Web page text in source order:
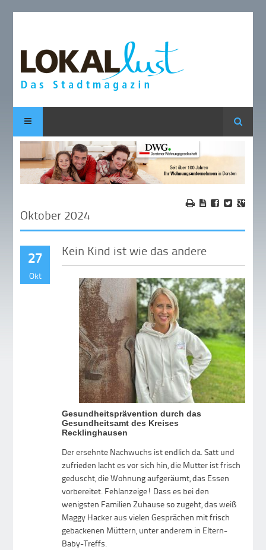
Suche
Oktober 2024
27
Okt
Kein Kind ist wie das andere
Gesundheitsprävention durch das
Gesundheitsamt des Kreises
Recklinghausen
Der ersehnte Nachwuchs ist endlich da. Satt und
zufrieden lacht es vor sich hin, die Mutter ist frisch
geduscht, die Wohnung aufgeräumt, das Essen
vorbereitet. Fehlanzeige! Dass es bei den
wenigsten Familien Zuhause so zugeht, das weiß
Maggy Hacker aus vielen Gesprächen mit frisch
gebackenen Müttern, unter anderem in Eltern-
Baby-Treffs.